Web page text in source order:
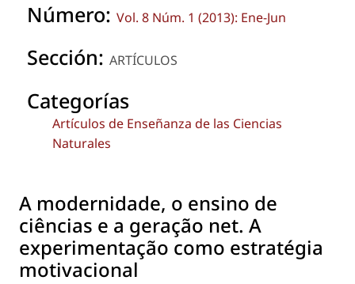
Número: Vol. 8 Núm. 1 (2013): Ene-Jun
Sección: ARTÍCULOS
Categorías
Artículos de Enseñanza de las Ciencias
Naturales
A modernidade, o ensino de
ciências e a geração net. A
experimentação como estratégia
motivacional